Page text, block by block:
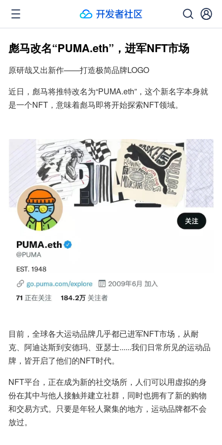
彪马改名“PUMA.eth”，进军NFT市场
原研哉又出新作——打造极简品牌LOGO
近日，彪马将推特改名为“PUMA.eth”，这个新名字本身就
是一个NFT，意味着彪马即将开始探索NFT领域。
目前，全球各大运动品牌几乎都已进军NFT市场，从耐
克、阿迪达斯到安德玛、亚瑟士......我们日常所见的运动品
牌，皆开启了他们的NFT时代。
NFT平台，正在成为新的社交场所，人们可以用虚拟的身
份在其中与他人接触并建立社群，同时也拥有了新的购物
和交易方式。只要是年轻人聚集的地方，运动品牌都不会
放过。